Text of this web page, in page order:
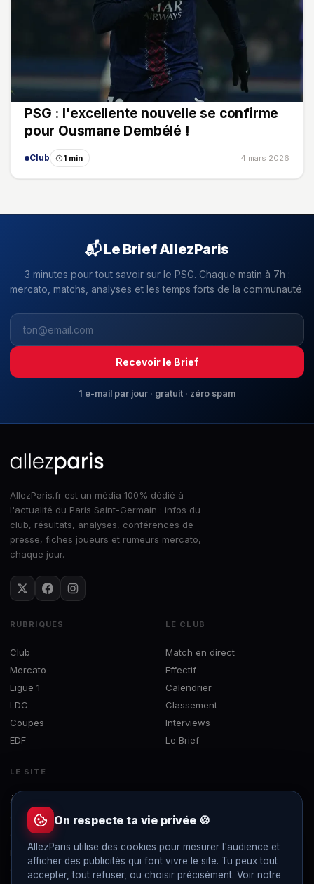
PSG : l'excellente nouvelle se confirme
pour Ousmane Dembélé !
Club 1 min 4 mars 2026
📬 Le Brief AllezParis
3 minutes pour tout savoir sur le PSG. Chaque matin à 7h :
mercato, matchs, analyses et les temps forts de la communauté.
Recevoir le Brief
1 e-mail par jour · gratuit · zéro spam
AllezParis.fr est un média 100% dédié à
l'actualité du Paris Saint-Germain : infos du
club, résultats, analyses, conférences de
presse, fiches joueurs et rumeurs mercato,
chaque jour.
RUBRIQUES
Club
Mercato
Ligue 1
LDC
Coupes
EDF
LE CLUB
Match en direct
Effectif
Calendrier
Classement
Interviews
Le Brief
LE SITE
À propos
Concours
Contact
Mentions légales
Confidentialité
On respecte ta vie privée 🍪
AllezParis utilise des cookies pour mesurer l'audience et
afficher des publicités qui font vivre le site. Tu peux tout
accepter, tout refuser, ou choisir précisément. Voir notre